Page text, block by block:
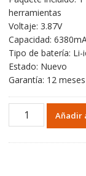
herramientas
Voltaje: 3.87V
Capacidad:
Tipo de batería: Li-
Estado: Nuevo
Garantía: 12 meses
Batería
BAT2119136380
Añadir